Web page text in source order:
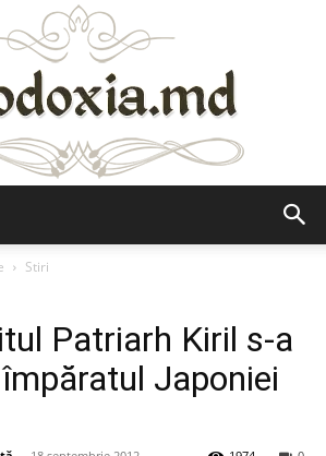
Stiri
Patriarh Kiril s-a
Japoniei